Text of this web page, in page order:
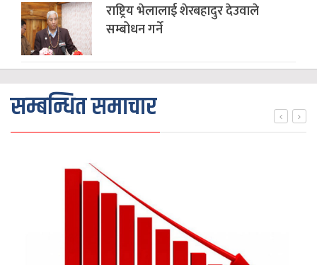
राष्ट्रिय भेलालाई शेरबहादुर देउवाले
सम्बोधन गर्ने
सम्बन्धित समाचार